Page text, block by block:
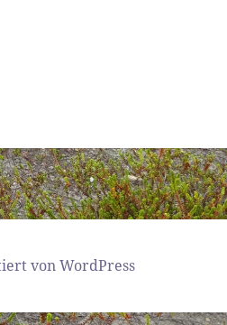
von WordPress